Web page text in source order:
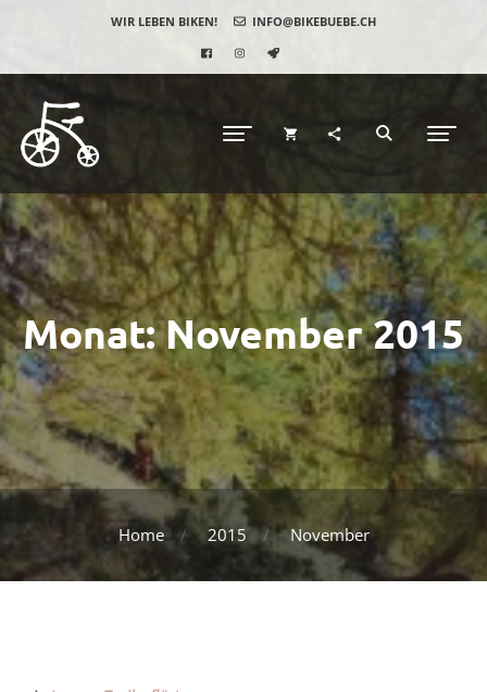
WIR LEBEN BIKEN! INFO@BIKEBUEBE.CH
Monat:November 2015
Home 2015 November